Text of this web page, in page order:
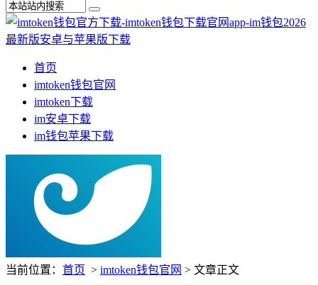
首页
imtoken钱包官网
imtoken下载
im安卓下载
im钱包苹果下载
当前位置： 首页 > imtoken钱包官网 > 文章正文